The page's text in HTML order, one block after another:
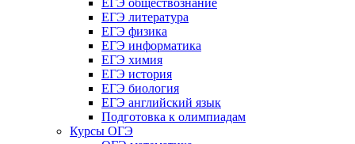
ЕГЭ обществознание
ЕГЭ литература
ЕГЭ физика
ЕГЭ информатика
ЕГЭ химия
ЕГЭ история
ЕГЭ биология
ЕГЭ английский язык
Подготовка к олимпиадам
Курсы ОГЭ